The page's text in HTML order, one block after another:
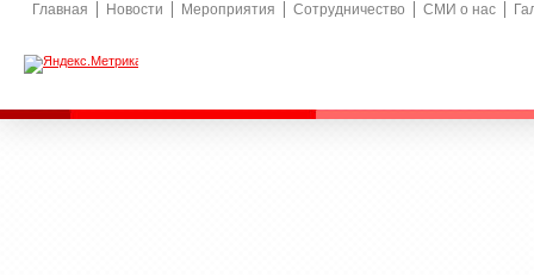
Главная Новости Мероприятия Сотрудничество СМИ о нас